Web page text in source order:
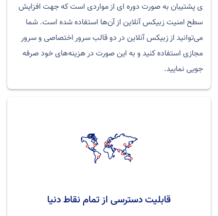
ی پشتیبان به صورت دوره ای از مواردی است که جهت افزایش
سطح امنیت زبیکس آنلاین از آن‌ها استفاده شده است. شما
می‌توانید از زبیکس آنلاین در دو قالب سرور اختصاصی و سرور
مجازی استفاده کنید و به این صورت در هزینه‌های خود صرفه
جویی نمایید.
قابلیت دسترسی از تمام نقاط دنیا